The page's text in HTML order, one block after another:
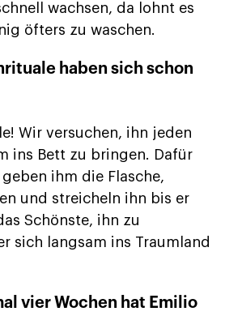
wachsen, da lohnt es
öfters zu waschen.
haben sich schon
Wir versuchen, ihn jeden
ins Bett zu bringen. Dafür
ihm die Flasche,
und streicheln ihn bis er
Schönste, ihn zu
sich langsam ins Traumland
vier Wochen hat Emilio